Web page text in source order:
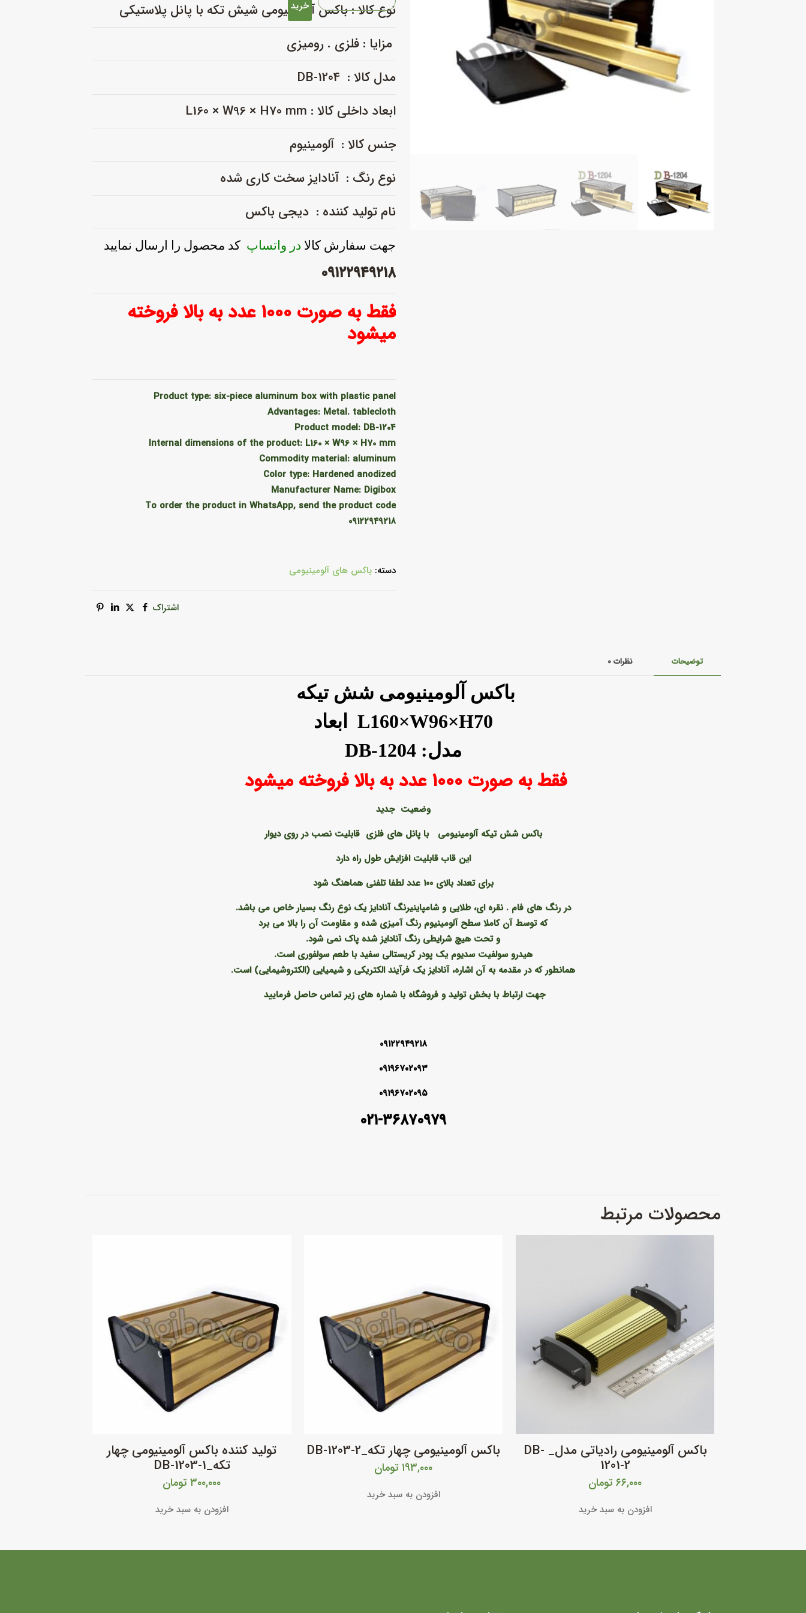
نوع کالا :باکس آلومینیومی شیش تکه با پانل پلاستیکی
مزایا : فلزی . رومیزی
مدل کالا : DB-1204
ابعاد داخلی کالا : L160 × W96 × H70 mm
جنس کالا : آلومینیوم
نوع رنگ : آنادایز سخت کاری شده
نام تولید کننده : دیجی باکس
جهت سفارش کالا در واتساپ کد محصول را ارسال نمایید
۰۹۱۲۲۹۴۹۲۱۸
فقط به صورت ۱۰۰۰ عدد به بالا فروخته
میشود
Product type: six-piece aluminum box with plastic panel
Advantages: Metal. tablecloth
Product model: DB-1204
Internal dimensions of the product: L160 × W96 × H70 mm
Commodity material: aluminum
Color type: Hardened anodized
Manufacturer Name: Digibox
To order the product in WhatsApp, send the product code
۰۹۱۲۲۹۴۹۲۱۸
شش
_DB-
عدد
خرید
دسته: باکس های آلومینیومی
اشتراک
توضیحات نظرات۰
باکس آلومینیومی شش تیکه
L160×W96×H70
ابعاد
مدل: DB-1204
فقط به صورت ۱۰۰۰ عدد به بالا فروخته میشود
وضعیت جدید
باکس شش تیکه آلومینیومی با پانل های فلزی قابلیت نصب در روی دیوار
این قاب قابلیت افزایش طول راه دارد
برای تعداد بالای ۱۰۰ عدد لطفا تلفنی هماهنگ شود
در رنگ های فام . نقره ای، طلایی و شامپاینیرنگ آنادایز یک نوع رنگ بسیار خاص می باشد.
که توسط آن کاملا سطح آلومینیوم رنگ آمیزی شده و مقاومت آن را بالا می برد
و تحت هیچ شرایطی رنگ آنادایز شده پاک نمی شود.
هیدرو سولفیت سدیوم یک پودر کریستالی سفید با طعم سولفوری است.
همانطور که در مقدمه به آن اشاره، آنادایز یک فرآیند الکتریکی و شیمیایی (الکتروشیمایی) است.
جهت ارتباط با بخش تولید و فروشگاه با شماره های زیر تماس حاصل فرمایید
۰۹۱۲۲۹۴۹۲۱۸
۰۹۱۹۶۷۰۲۰۹۳
۰۹۱۹۶۷۰۲۰۹۵
۰۲۱-۳۶۸۷۰۹۷۹
محصولات مرتبط
باکس آلومینیومی رادیاتی مدل_ DB-
1201-2
۶۶,۰۰۰ تومان
افزودن به سبد خرید
باکس آلومینیومی چهار تکه_DB-1203-2
۱۹۳,۰۰۰ تومان
افزودن به سبد خرید
تولید کننده باکس آلومینیومی چهار
تکه_DB-1203-1
۳۰۰,۰۰۰ تومان
افزودن به سبد خرید